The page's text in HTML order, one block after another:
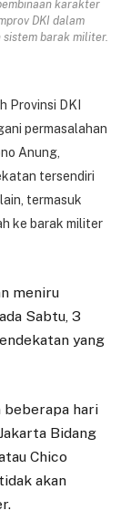
karakter
DKI dalam
barak militer.
Provinsi DKI
permasalahan
Anung,
tersendiri
termasuk
ke barak militer
meniru
Sabtu, 3
yang
beberapa hari
Bidang
Chico
akan